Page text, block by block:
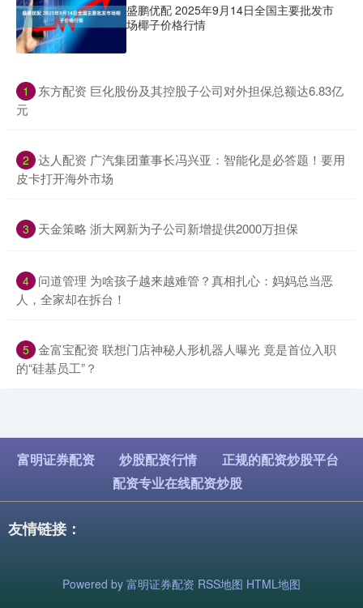
盛鹏优配 2025年9月14日全国主要批发市
场椰子价格行情
1
​东方配资 巨化股份及其控股子公司对外担保总额达6.83亿
元
2 ​达人配资 广汽集团董事长冯兴亚：智能化是必答题！要用
皮卡打开海外市场
3 ​天金策略 浙大网新为子公司新增提供2000万担保
4 ​问道管理 为啥孩子越来越难管？真相扎心：妈妈总当恶
人，全家却在拆台！
5 ​金富宝配资 联想门店神秘人形机器人曝光 竟是首位入职
的“硅基员工”？
富明证券配资 炒股配资行情
正规的配资炒股平台
配资专业在线配资炒股
友情链接：
Powered by 富明证券配资 RSS地图 HTML地图